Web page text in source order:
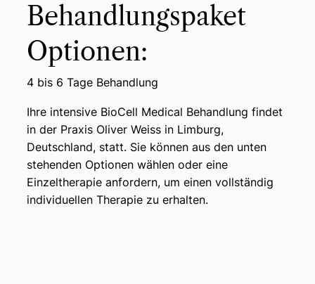
Behandlungspaket
Optionen:
4 bis 6 Tage Behandlung
Ihre intensive BioCell Medical Behandlung findet
in der Praxis Oliver Weiss in Limburg,
Deutschland, statt. Sie können aus den unten
stehenden Optionen wählen oder eine
Einzeltherapie anfordern, um einen vollständig
individuellen Therapie zu erhalten.